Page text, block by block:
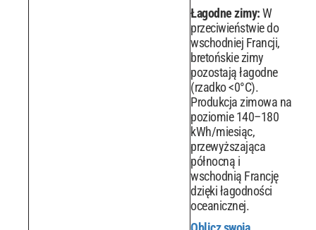
Łagodne zimy:W
przeciwieństwie do
wschodniej Francji,
bretońskie zimy
pozostają łagodne
(rzadko <0°C).
Produkcja zimowa na
poziomie 140–180
kWh/miesiąc,
przewyższająca
północną i
wschodnią Francję
dzięki łagodności
oceanicznej.